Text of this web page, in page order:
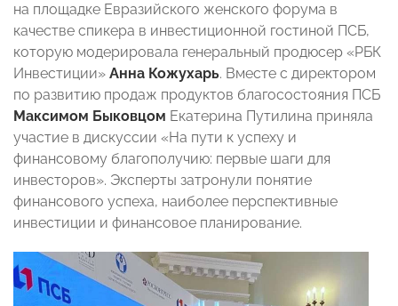
на площадке Евразийского женского форума в
качестве спикера в инвестиционной гостиной ПСБ,
которую модерировала генеральный продюсер «РБК
Инвестиции» Анна Кожухарь. Вместе с директором
по развитию продаж продуктов благосостояния ПСБ
Максимом Быковцом Екатерина Путилина приняла
участие в дискуссии «На пути к успеху и
финансовому благополучию: первые шаги для
инвесторов». Эксперты затронули понятие
финансового успеха, наиболее перспективные
инвестиции и финансовое планирование.